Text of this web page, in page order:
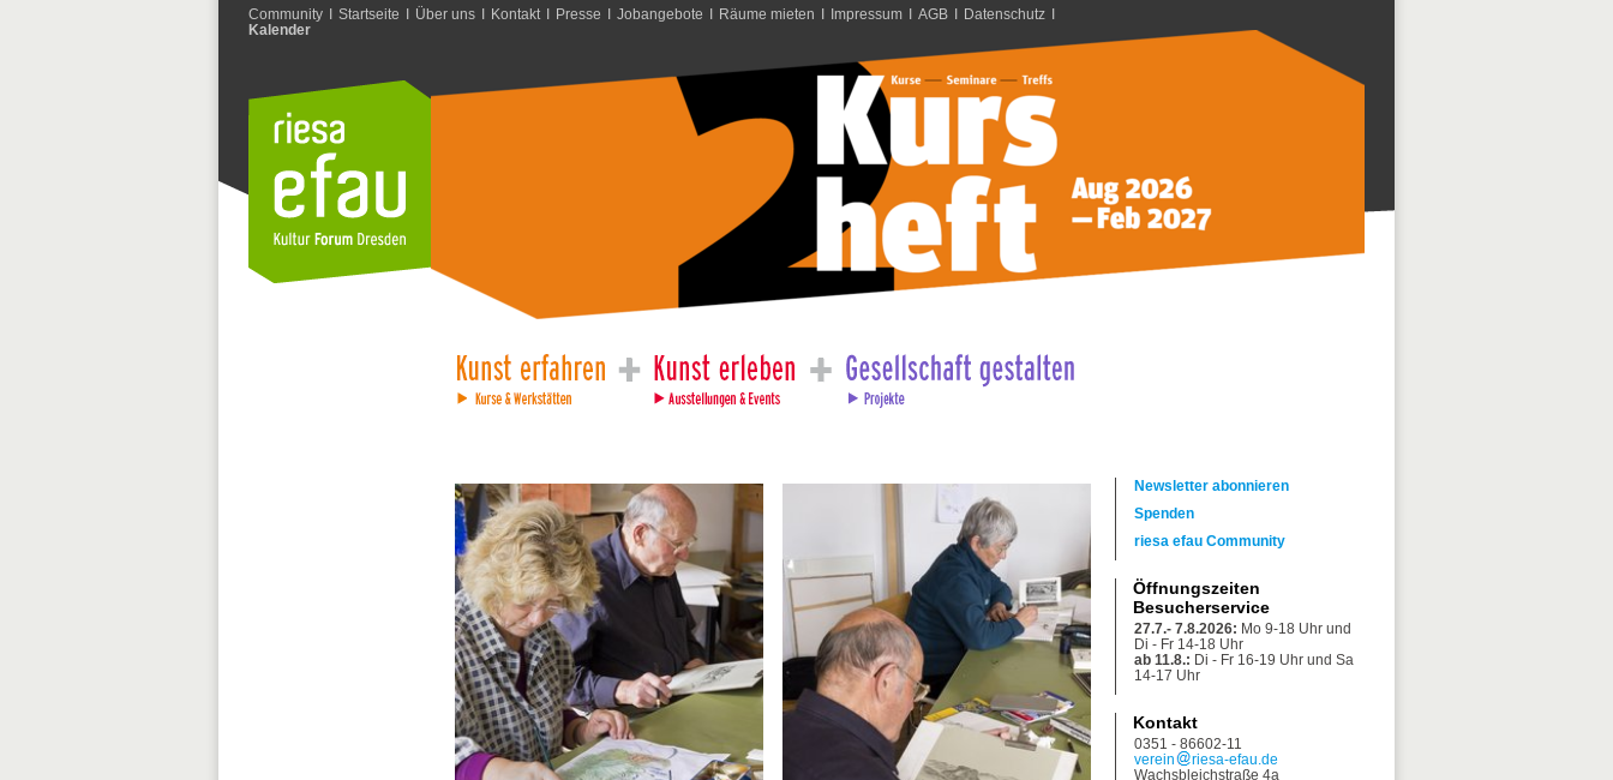
Community I Startseite I Über uns I Kontakt I Presse I Jobangebote I Räume mieten I Impressum I AGB I Datenschutz I
Kalender
Newsletter abonnieren
Spenden
riesa efau Community
Öffnungszeiten
Besucherservice
27.7.- 7.8.2026: Mo 9-18 Uhr und
Di - Fr 14-18 Uhr
ab 11.8.: Di - Fr 16-19 Uhr und Sa
14-17 Uhr
Kontakt
0351 - 86602-11
verein
riesa-efau.de
Wachsbleichstraße 4a